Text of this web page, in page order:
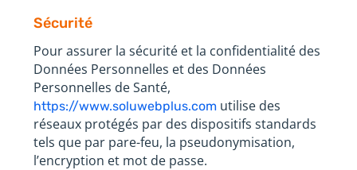
Sécurité
Pour assurer la sécurité et la confidentialité des
Données Personnelles et des Données
Personnelles de Santé,
https://www.soluwebplus.com utilise des
réseaux protégés par des dispositifs standards
tels que par pare-feu, la pseudonymisation,
l’encryption et mot de passe.